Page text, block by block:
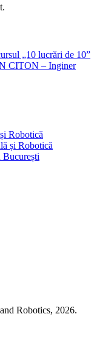
„10 lucrări de 10”
CITON – Inginer
Robotică
și Robotică
Robotics, 2026.